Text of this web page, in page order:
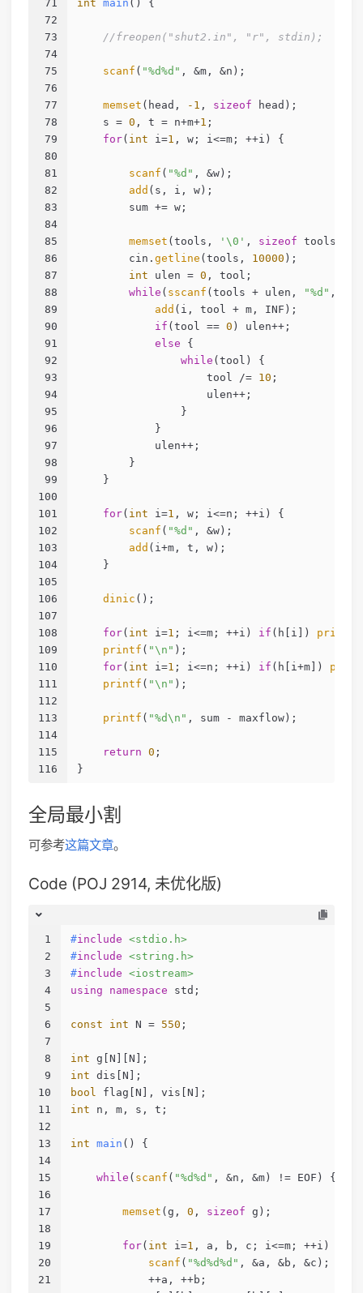
71
72
73
74
75
76
77
78
79
80
81
82
83
84
85
86
87
88
89
90
91
92
93
94
95
96
97
98
99
100
101
102
103
104
105
106
107
108
109
110
111
112
113
114
115
116
int main () {
//freopen("shut2.in", "r", stdin);
scanf ( "%d%d" , &m, &n);
memset (head, -1 , sizeof head);
    s =
0 , t = n+m+1 ;
for( int i=1 , w; i<=m; ++i) {
scanf ( "%d" , &w);
add (s, i, w);
        sum += w;
memset (tools, '\0' , sizeof tools);
        cin.
getline (tools, 10000 );
int ulen = 0 , tool;
while ( sscanf (tools + ulen, "%d" ,
add (i, tool + m, INF);
if (tool == 0 ) ulen++;
else {
while (tool) {
                    tool /=
10 ;
                    ulen++;
                }
            }
            ulen++;
        }
    }
for( int i=1 , w; i<=n; ++i) {
scanf ( "%d" , &w);
add (i+m, t, w);
    }
dinic ();
for( int i=1 ; i<=m; ++i) if (h[i]) printf
printf ( "\n" );
for( int i=1 ; i<=n; ++i) if (h[i+m])
printf ( "\n" );
printf ( "%d\n" , sum - maxflow);
return 0 ;
}
全局最小割
可参考这篇文章。
Code (POJ 2914, 未优化版)
1
2
3
4
5
6
7
8
9
10
11
12
13
14
15
16
17
18
19
20
21
#include <stdio.h>
#include <string.h>
#include <iostream>
using
namespace std;
const int N = 550 ;
int g[N][N];
int dis[N];
bool flag[N], vis[N];
int n, m, s, t;
int main () {
while ( scanf ( "%d%d" , &n, &m) != EOF) {
memset (g, 0 , sizeof g);
for( int i=1 , a, b, c; i<=m; ++i) {
scanf ( "%d%d%d" , &a, &b, &c);
            ++a, ++b;